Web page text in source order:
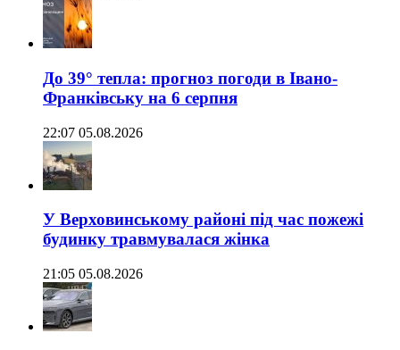
До 39° тепла: прогноз погоди в Івано-
Франківську на 6 серпня
22:07 05.08.2026
У Верховинському районі під час пожежі
будинку травмувалася жінка
21:05 05.08.2026